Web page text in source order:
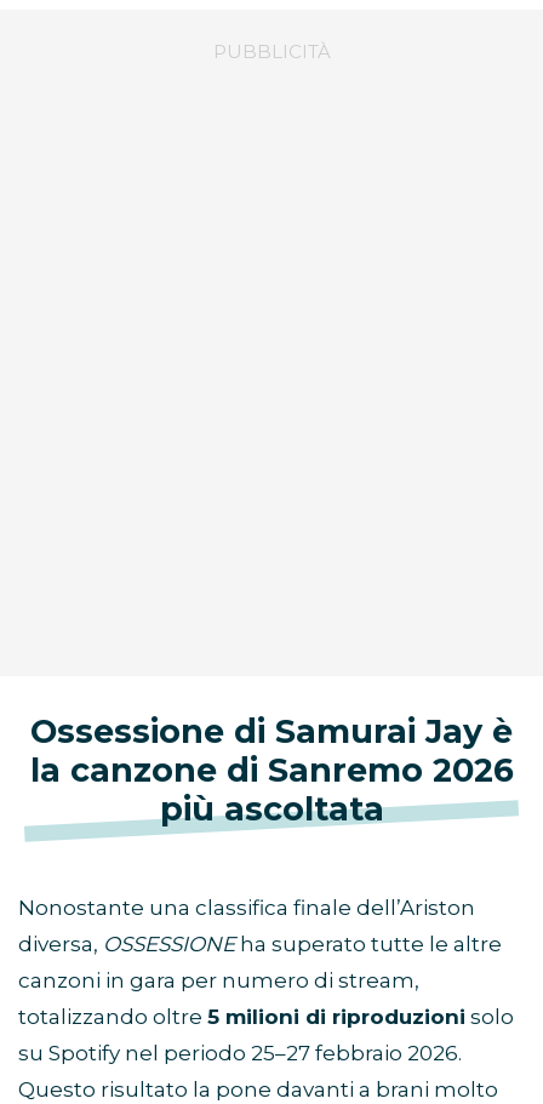
Ossessione di Samurai Jay è
la canzone di Sanremo 2026
più ascoltata
Nonostante una classifica finale dell’Ariston
diversa, OSSESSIONEha superato tutte le altre
canzoni in gara per numero di stream,
totalizzando oltre 5 milioni di riproduzioni solo
su Spotify nel periodo 25–27 febbraio 2026.
Questo risultato la pone davanti a brani molto